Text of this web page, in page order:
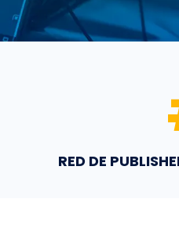
RED DE